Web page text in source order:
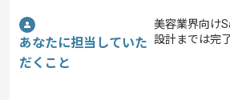
あなたに担当していた
だくこと
美容業界向け
設計までは完